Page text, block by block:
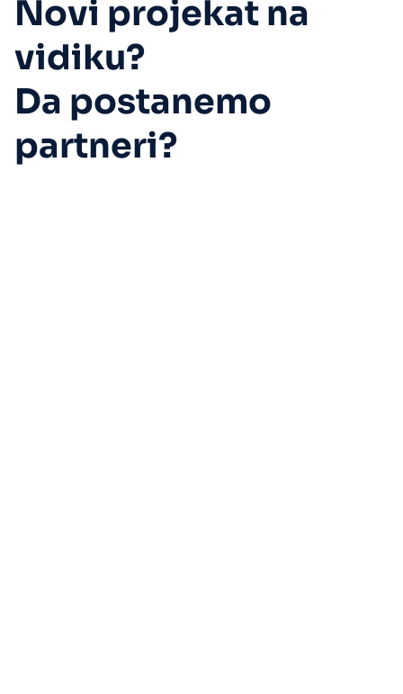
Novi projekat na
vidiku?
Da postanemo
partneri?